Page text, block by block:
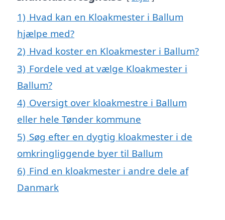
1) Hvad kan en Kloakmester i Ballum
hjælpe med?
2) Hvad koster en Kloakmester i Ballum?
3) Fordele ved at vælge Kloakmester i
Ballum?
4) Oversigt over kloakmestre i Ballum
eller hele Tønder kommune
5) Søg efter en dygtig kloakmester i de
omkringliggende byer til Ballum
6) Find en kloakmester i andre dele af
Danmark